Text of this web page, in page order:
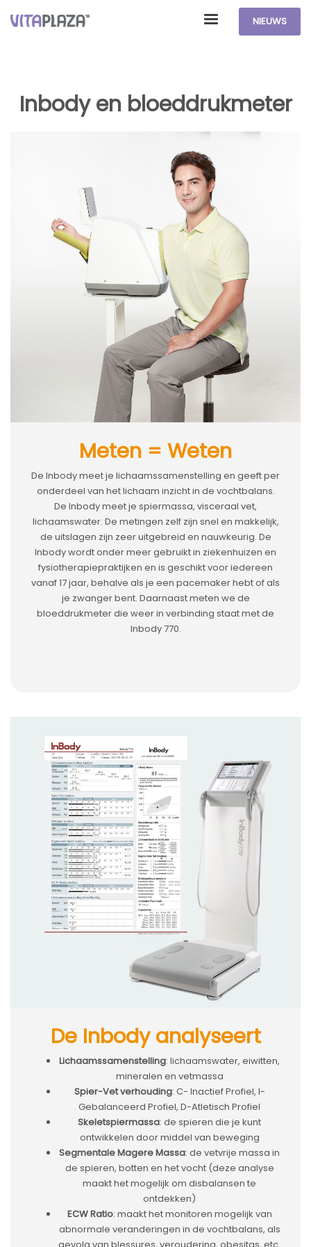
NIEUWS
Inbody en bloeddrukmeter
Meten = Weten
De Inbody meet je lichaamssamenstelling en geeft per
onderdeel van het lichaam inzicht in de vochtbalans.
De Inbody meet je spiermassa, visceraal vet,
lichaamswater. De metingen zelf zijn snel en makkelijk,
de uitslagen zijn zeer uitgebreid en nauwkeurig. De
Inbody wordt onder meer gebruikt in ziekenhuizen en
fysiotherapiepraktijken en is geschikt voor iedereen
vanaf 17 jaar, behalve als je een pacemaker hebt of als
je zwanger bent. Daarnaast meten we de
bloeddrukmeter die weer in verbinding staat met de
Inbody 770.
De Inbody analyseert
Lichaamssamenstelling: lichaamswater, eiwitten,
mineralen en vetmassa
Spier-Vet verhouding: C- Inactief Profiel, I-
Gebalanceerd Profiel, D-Atletisch Profiel
Skeletspiermassa: de spieren die je kunt
ontwikkelen door middel van beweging
Segmentale Magere Massa: de vetvrije massa in
de spieren, botten en het vocht (deze analyse
maakt het mogelijk om disbalansen te
ontdekken)
ECW Ratio: maakt het monitoren mogelijk van
abnormale veranderingen in de vochtbalans, als
gevolg van blessures, veroudering, obesitas, etc.